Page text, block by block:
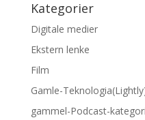
Kategorier
Digitale medier
Ekstern lenke
Film
Gamle-
gammel-Podcast-kategori